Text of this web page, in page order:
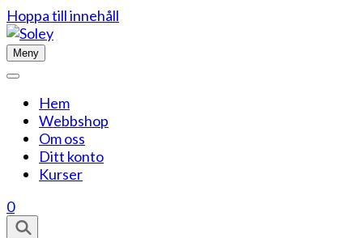
Hoppa till innehåll
Meny
Hem
Webbshop
Om oss
Ditt konto
Kurser
0